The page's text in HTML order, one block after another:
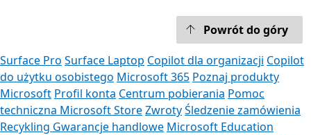
Powrót do góry
Surface Pro Surface Laptop Copilot dla organizacji Copilot
do użytku osobistego Microsoft 365 Poznaj produkty
Microsoft Profil konta Centrum pobierania Pomoc
techniczna Microsoft StoreZwrotyŚledzenie zamówienia
Recykling Gwarancje handlowe Microsoft Education